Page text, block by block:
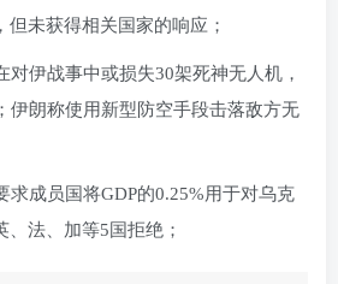
但未获得相关国家的响应；
对伊战事中或损失30架死神无人机，
伊朗称使用新型防空手段击落敌方无
求成员国将GDP的0.25%用于对乌克
、法、加等5国拒绝；